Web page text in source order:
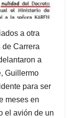
a otra
Carrera
a
Guillermo
para ser
meses en
el avión de un